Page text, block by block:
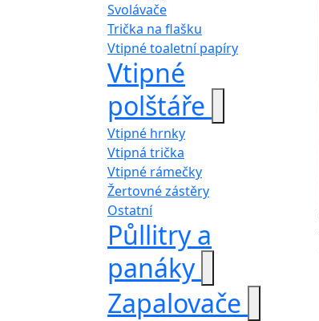
Svolávače
Trička na flašku
Vtipné toaletní papíry
Vtipné
polštáře
Vtipné hrnky
Vtipná trička
Vtipné rámečky
Žertovné zástěry
Ostatní
Půllitry a
panáky
Zapalovače